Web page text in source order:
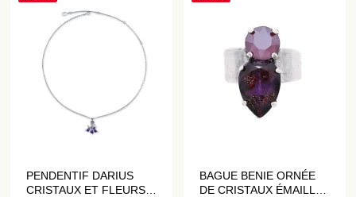
PENDENTIF DARIUS
CRISTAUX ET FLEURS
BAGUE BENIE ORNÉE
DE CRISTAUX ÉMAILLÉS